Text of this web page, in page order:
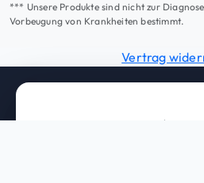
*** Unsere Produkte sind nicht zur
Vorbeugung von Krankheiten bestimmt.
Vertrag